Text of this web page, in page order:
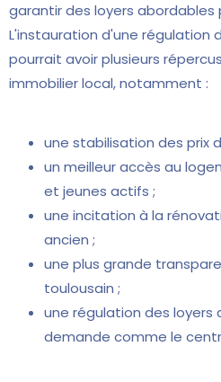
garantir des loyers abordables
L'instauration d'une régulation
pourrait avoir plusieurs
immobilier local, notamment :
une stabilisation des prix
un meilleur accès au
et jeunes actifs ;
une incitation à la
ancien ;
une plus grande
toulousain ;
une régulation des loyers
demande comme le